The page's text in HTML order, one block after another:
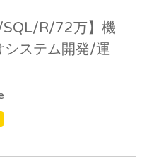
SQL/R/72万】機
システム開発/運